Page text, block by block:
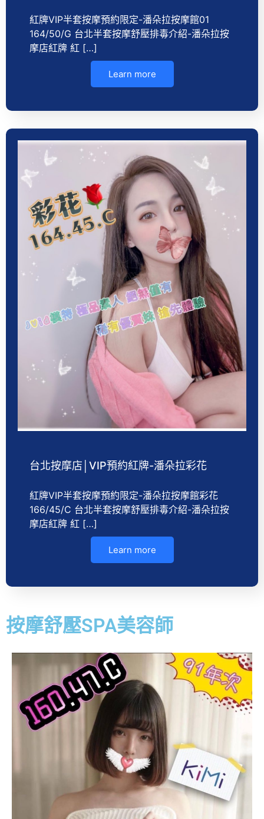
紅牌VIP半套按摩預約限定-潘朵拉按摩館01
164/50/G 台北半套按摩舒壓排毒介紹-潘朵拉按
摩店紅牌 紅 […]
Learn more
台北按摩店│VIP預約紅牌-潘朵拉彩花
紅牌VIP半套按摩預約限定-潘朵拉按摩館彩花
166/45/C 台北半套按摩舒壓排毒介紹-潘朵拉按
摩店紅牌 紅 […]
Learn more
按摩舒壓SPA美容師